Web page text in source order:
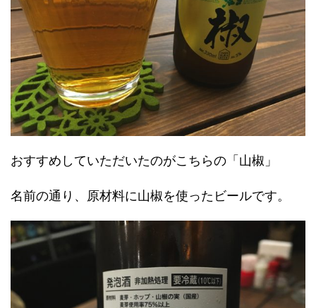
おすすめしていただいたのがこちらの「山椒」
名前の通り、原材料に山椒を使ったビールです。